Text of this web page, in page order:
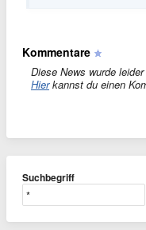
Kommentare
Diese News wurde
Hierkannst du einen
Suchbegriff